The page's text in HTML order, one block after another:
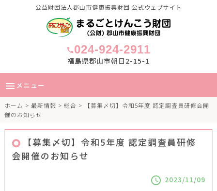
公益財団法人郡山市健康振興財団 公式ウェブサイト
call024-924-2911
福島県郡山市朝日2-15-1
menu メニュー
ホーム > 最新情報 > 総合 > 【募集〆切】令和5年度 認定調査員研修会開
催のお知らせ
【募集〆切】令和5年度 認定調査員研修
会開催のお知らせ
schedule 2023/11/09